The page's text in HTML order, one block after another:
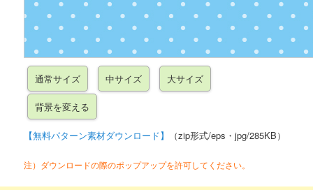
【無料パターン素材ダウンロード】 （zip形式/eps・jpg/285KB）
注）ダウンロードの際のポップアップを許可してください。